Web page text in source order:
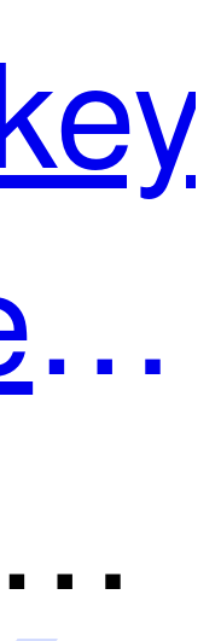
共有分类：开发者工具